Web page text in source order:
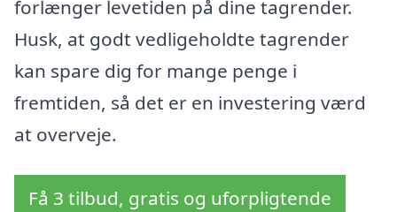
forlænger levetiden på dine tagrender.
Husk, at godt vedligeholdte tagrender
kan spare dig for mange penge i
fremtiden, så det er en investering værd
at overveje.
Få 3 tilbud, gratis og uforpligtende